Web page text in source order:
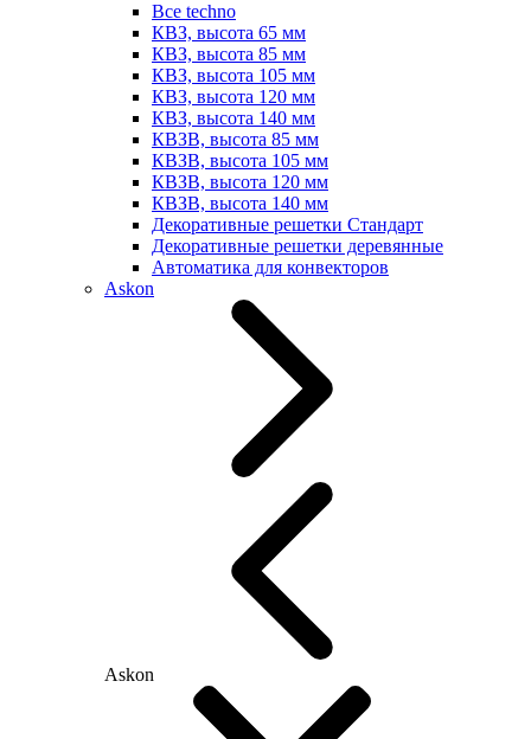
Все techno
КВЗ, высота 65 мм
КВЗ, высота 85 мм
КВЗ, высота 105 мм
КВЗ, высота 120 мм
КВЗ, высота 140 мм
КВЗВ, высота 85 мм
КВЗВ, высота 105 мм
КВЗВ, высота 120 мм
КВЗВ, высота 140 мм
Декоративные решетки Стандарт
Декоративные решетки деревянные
Автоматика для конвекторов
Askon
Askon